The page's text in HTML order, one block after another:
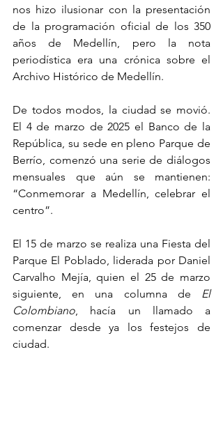
nos hizo ilusionar con la presentación
de la programación oficial de los 350
años de Medellín, pero la nota
periodística era una crónica sobre el
Archivo Histórico de Medellín.
De todos modos, la ciudad se movió.
El 4 de marzo de 2025 el Banco de la
República, su sede en pleno Parque de
Berrío, comenzó una serie de diálogos
mensuales que aún se mantienen:
“Conmemorar a Medellín, celebrar el
centro”.
El 15 de marzo se realiza una Fiesta del
Parque El Poblado, liderada por Daniel
Carvalho Mejía, quien el 25 de marzo
siguiente, en una columna de
El
Colombiano , hacía un llamado a
comenzar desde ya los festejos de
ciudad.